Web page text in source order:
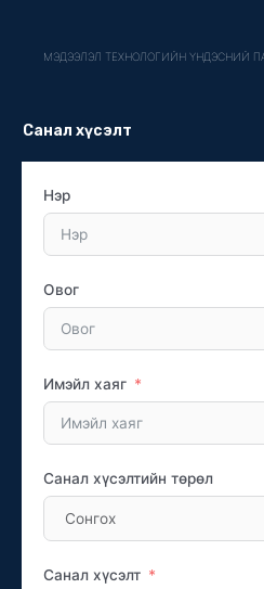
МЭДЭЭЛЭЛ ТЕХНОЛОГИЙН ҮНДЭСНИЙ
Санал хүсэлт
Нэр
Овог
Имэйл хаяг
Санал хүсэлтийн төрөл
Санал хүсэлт